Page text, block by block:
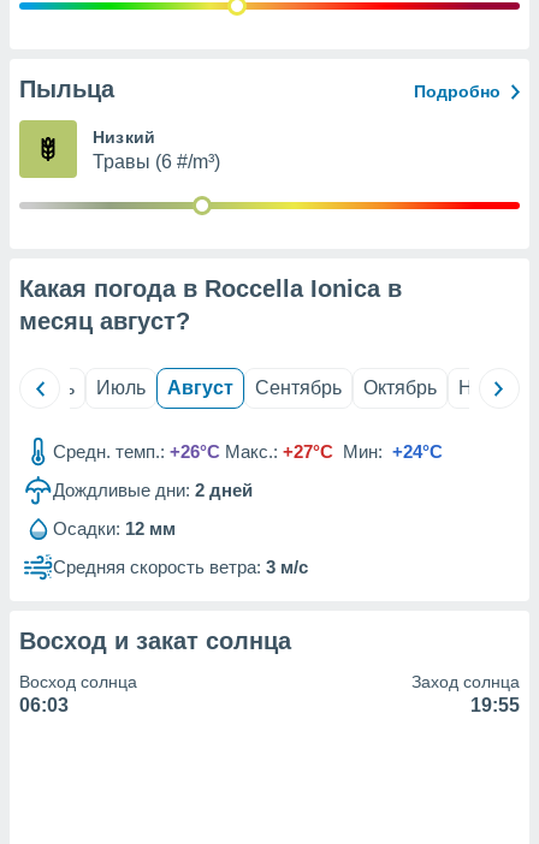
рекламы
сведения
1199
Пыльца Подробно
Низкий
Травы (6 #/m³)
Какая погода в Roccella Ionica в
месяц август?
Июнь Июль Август Сентябрь Октябрь Ноябрь
Средн. темп.: +26°C Макс.: +27°C Мин: +24°C
Дождливые дни: 2 дней
Осадки: 12 мм
Средняя скорость ветра: 3 м/с
Восход и закат солнца
Восход солнца
06:03
Заход солнца
19:55